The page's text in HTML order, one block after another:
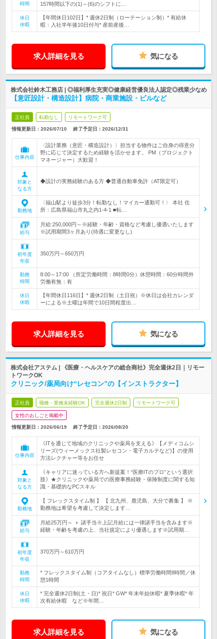
時間
157時間以下の(1)～(6)のシフトに…
休日
休暇
【年間休日102日】* 週休2日制（ローテーション制）* 有給休
暇：入社半年後10日付与* 産前産後…
求人詳細を見る 気になる
株式会社鈴木工務店 | ◎福利厚生充実◎健康経営優良法人認定◎残業少なめ
【意匠設計・構造設計】病院・商業施設・ビルなど
正社員 転勤なし リモートワーク可
情報更新日：2026/07/10 終了予定日： 2026/12/31
仕事内容
〈設計業務（意匠・構造設計）〉担当する物件はご自身の得意分
野に応じて決定するため経験を活かせます。 PM（プロジェクト
マネージャー）大歓迎！
対象と
なる方
◆設計の実務経験のある方 ◆普通自動車免許（AT限定可）
勤務地
〈福山駅より徒歩3分！転勤なし！マイカー通勤可！〉 本社 住
所：広島県福山市丸之内1-4-1 ■転…
給与
月給:250,000円～※経験・年齢・資格など考慮し優遇いたします
※試用期間3ヶ月あり(待遇に変更なし)
初年度
年収
350万円～650万円
勤務
時間
8:00～17:00 （所定労働時間：8時間0分）休憩時間：60分時間外
労働有無：有
休日
休暇
【年間休日116日】* 週休2日制（土日祝）※休日は会社カレンダ
ーによる※土曜は年間で10日間程度出…
求人詳細を見る 気になる
株式会社アステム | 《医療・ヘルスケアの総合商社》完全週休2日｜リモー
トワークOK
クリニック/薬局向け“レセコン”の【インストラクター】
正社員 職種・業種未経験OK 完全週休2日制 リモートワーク可
女性のおしごと掲載中
情報更新日：2026/06/19 終了予定日： 2026/08/20
仕事内容
《ITを通じて地域のクリニックや薬局を支える》【メディコムシ
リーズ(ウィーメックス社製レセコン・電子カルテなど)】の使用
方法レクチャー等をお任せ
対象と
なる方
《キャリアに迷っている方へ新提案！“医療ITのプロ”という選択
肢》★クリニックや薬局での医療事務経験・保険制度に関する知
識・基礎的なPCスキル
勤務地
【 フレックスタイム制 】 【 北九州、鹿児島、大分で募集 】 ※
勤務地は希望を考慮して決定します…
給与
月給25万円～ ＋ 諸手当※上記月給には一律諸手当を含みます※
経験・年齢を考慮の上、当社規定により優遇します※試用期…
初年度
年収
370万円～610万円
勤務
時間
* フレックスタイム制（コアタイムなし）標準労働時間8時間／休
憩1時間
休日
休暇
* 完全週休2日制(土・日)* 祝日* GW* 年末年始休暇* 夏季休暇* 年
次有給休暇 など※年間…
求人詳細を見る 気になる